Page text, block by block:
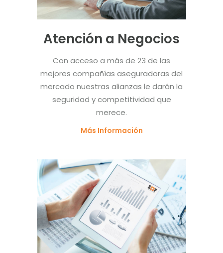
Atención a Negocios
Con acceso a más de 23 de las
mejores compañías aseguradoras del
mercado nuestras alianzas le darán la
seguridad y competitividad que
merece.
Más Información